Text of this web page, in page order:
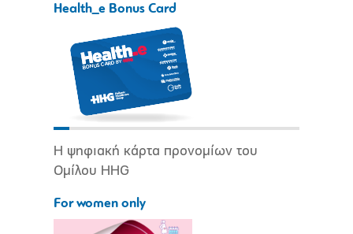
Health_e Bonus Card
Η ψηφιακή κάρτα προνομίων του
Ομίλου HHG
For women only